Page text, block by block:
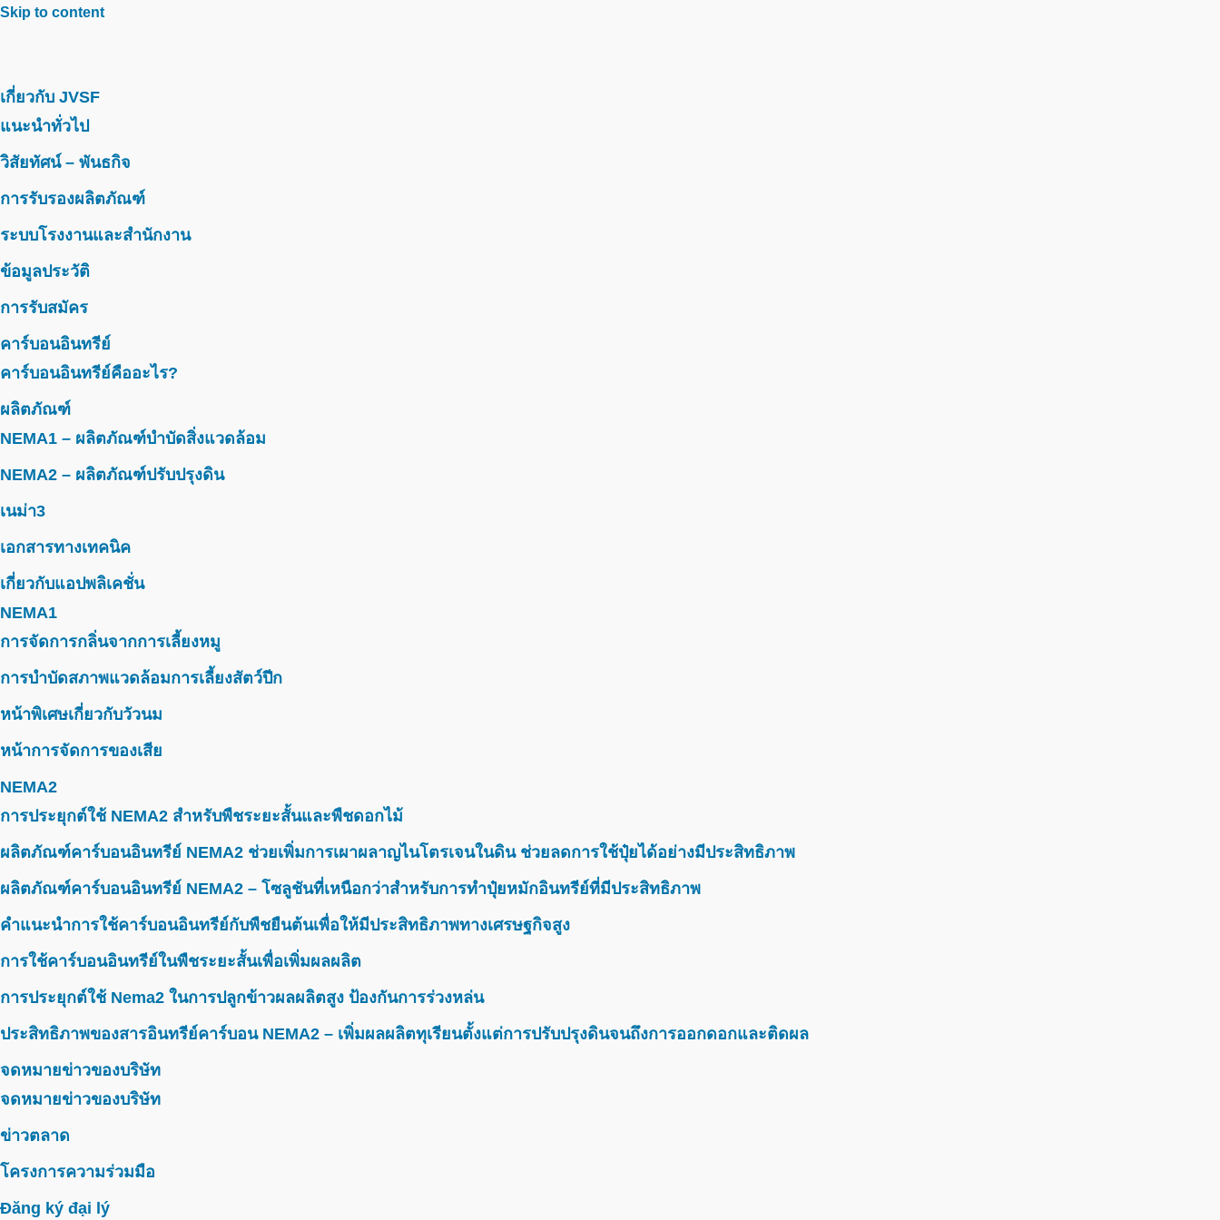
Skip to content
เกี่ยวกับ JVSF
แนะนำทั่วไป
วิสัยทัศน์ – พันธกิจ
การรับรองผลิตภัณฑ์
ระบบโรงงานและสำนักงาน
ข้อมูลประวัติ
การรับสมัคร
คาร์บอนอินทรีย์
คาร์บอนอินทรีย์คืออะไร?
ผลิตภัณฑ์
NEMA1 – ผลิตภัณฑ์บำบัดสิ่งแวดล้อม
NEMA2 – ผลิตภัณฑ์ปรับปรุงดิน
เนม่า3
เอกสารทางเทคนิค
เกี่ยวกับแอปพลิเคชั่น
NEMA1
การจัดการกลิ่นจากการเลี้ยงหมู
การบำบัดสภาพแวดล้อมการเลี้ยงสัตว์ปีก
หน้าพิเศษเกี่ยวกับวัวนม
หน้าการจัดการของเสีย
NEMA2
การประยุกต์ใช้ NEMA2 สำหรับพืชระยะสั้นและพืชดอกไม้
ผลิตภัณฑ์คาร์บอนอินทรีย์ NEMA2 ช่วยเพิ่มการเผาผลาญไนโตรเจนในดิน ช่วยลดการใช้ปุ๋ยได้อย่างมีประสิทธิภาพ
ผลิตภัณฑ์คาร์บอนอินทรีย์ NEMA2 – โซลูชันที่เหนือกว่าสำหรับการทำปุ๋ยหมักอินทรีย์ที่มีประสิทธิภาพ
คำแนะนำการใช้คาร์บอนอินทรีย์กับพืชยืนต้นเพื่อให้มีประสิทธิภาพทางเศรษฐกิจสูง
การใช้คาร์บอนอินทรีย์ในพืชระยะสั้นเพื่อเพิ่มผลผลิต
การประยุกต์ใช้ Nema2 ในการปลูกข้าวผลผลิตสูง ป้องกันการร่วงหล่น
ประสิทธิภาพของสารอินทรีย์คาร์บอน NEMA2 – เพิ่มผลผลิตทุเรียนตั้งแต่การปรับปรุงดินจนถึงการออกดอกและติดผล
จดหมายข่าวของบริษัท
จดหมายข่าวของบริษัท
ข่าวตลาด
โครงการความร่วมมือ
Đăng ký đại lý